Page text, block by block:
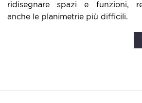
ridisegnare spazi e funzioni,
anche le planimetrie più difficili.